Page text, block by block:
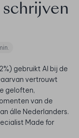
gebruikt AI bij de
vertrouwt
geloften,
van de
álle Nederlanders.
Made for